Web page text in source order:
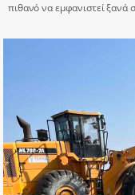
πιθανό να εμφανιστεί ξανά